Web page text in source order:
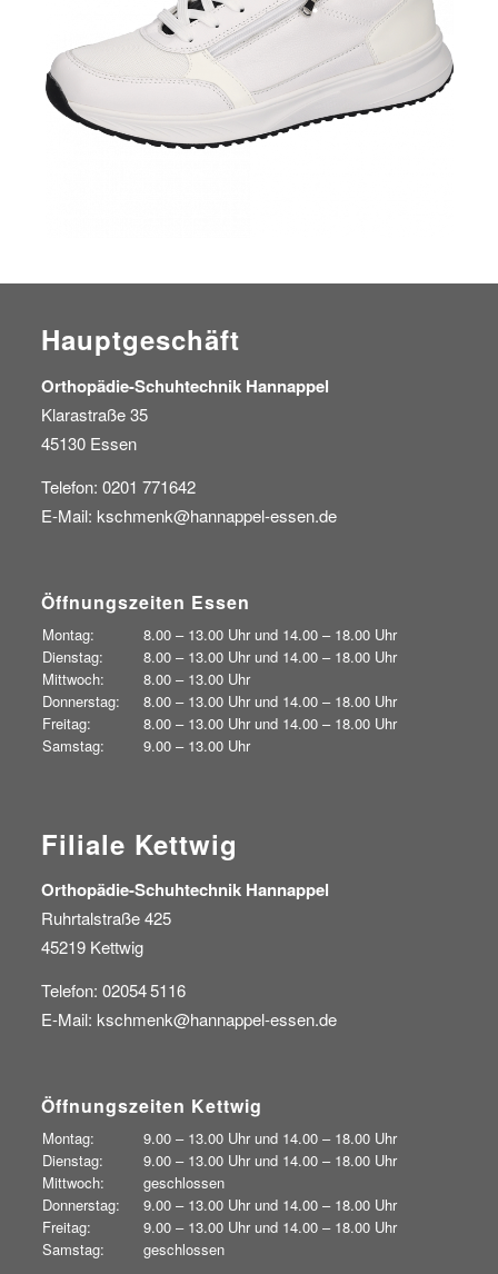
Hauptgeschäft
Orthopädie-Schuhtechnik Hannappel
Klarastraße 35
45130 Essen
Telefon: 0201 771642
E-Mail: kschmenk@hannappel-essen.de
Öffnungszeiten Essen
Montag: 8.00 – 13.00 Uhr und 14.00 – 18.00 Uhr
Dienstag:
8.00 – 13.00 Uhr und 14.00 – 18.00 Uhr
Mittwoch:
8.00 – 13.00 Uhr
Donnerstag:
8.00 – 13.00 Uhr und 14.00 – 18.00 Uhr
Freitag:
8.00 – 13.00 Uhr und 14.00 – 18.00 Uhr
Samstag:
9.00 – 13.00 Uhr
Filiale Kettwig
Orthopädie-Schuhtechnik Hannappel
Ruhrtalstraße 425
45219 Kettwig
Telefon: 02054 5116
E-Mail: kschmenk@hannappel-essen.de
Öffnungszeiten Kettwig
Montag: 9.00 – 13.00 Uhr und 14.00 – 18.00 Uhr
Dienstag:
9.00 – 13.00 Uhr und 14.00 – 18.00 Uhr
Mittwoch:
geschlossen
Donnerstag:
9.00 – 13.00 Uhr und 14.00 – 18.00 Uhr
Freitag:
9.00 – 13.00 Uhr und 14.00 – 18.00 Uhr
Samstag:
geschlossen